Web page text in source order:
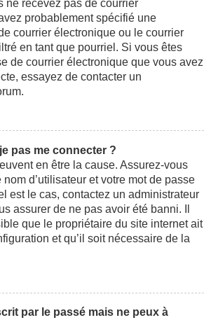
ne recevez pas de courrier
probablement spécifié une
courrier électronique ou le courrier
en tant que pourriel. Si vous êtes
de courrier électronique que vous avez
essayez de contacter un
pas me connecter ?
en être la cause. Assurez-vous
d’utilisateur et votre mot de passe
est le cas, contactez un administrateur
assurer de ne pas avoir été banni. Il
que le propriétaire du site internet ait
et qu’il soit nécessaire de la
par le passé mais ne peux à